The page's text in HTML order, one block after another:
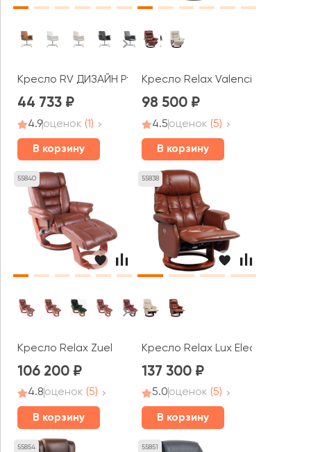
Кресло RV ДИЗАЙН Рубенс-СТ / Rubens-ST (C1819-2)
44 733
4.9оценок (1)
В корзину
Кресло Relax Valencia
98 500
4.5оценок (5)
В корзину
55840
Кресло Relax Zuel
106 200
4.8оценок (5)
В корзину
55838
Кресло Relax Lux Electro
137 300
5.0оценок (5)
В корзину
55854 55851